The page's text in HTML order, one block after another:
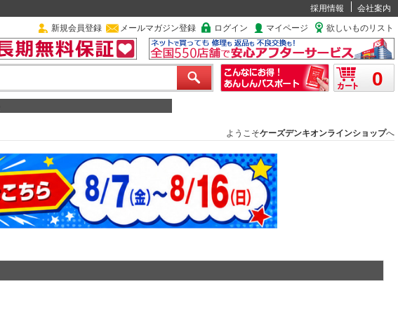
採用情報
会社案内
新規会員登録 メールマガジン登録 ログイン マイページ 欲しいものリスト
0
ようこそケーズデンキオンラインショップへ